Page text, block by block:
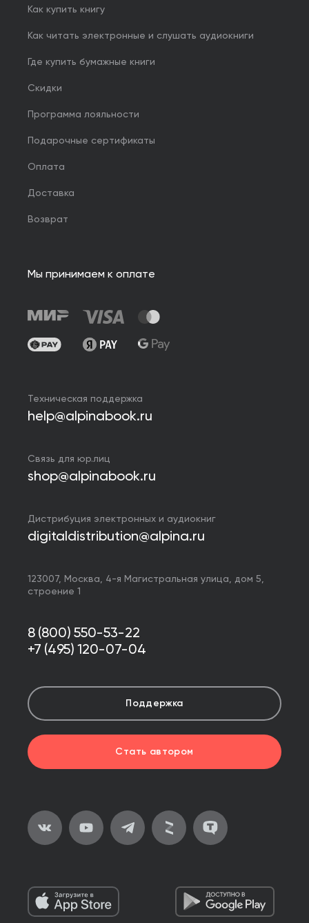
Как купить книгу
Как читать электронные и слушать аудиокниги
Где купить бумажные книги
Скидки
Программа лояльности
Подарочные сертификаты
Оплата
Доставка
Возврат
Мы принимаем к оплате
Техническая поддержка
help@alpinabook.ru
Связь для юр.лиц
shop@alpinabook.ru
Дистрибуция электронных и аудиокниг
digitaldistribution@alpina.ru
123007, Москва, 4-я Магистральная улица, дом 5,
строение 1
8 (800) 550-53-22
+7 (495) 120-07-04
Поддержка
Стать автором